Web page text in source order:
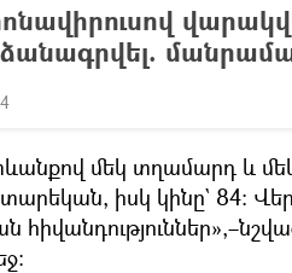
մեկ տղամարդ և
իսկ կինը` 84։